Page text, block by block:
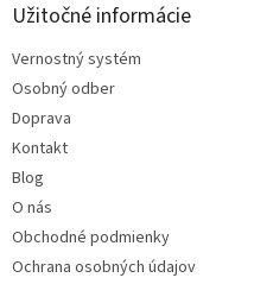
Užitočné informácie
Vernostný systém
Osobný odber
Doprava
Kontakt
Blog
O nás
Obchodné podmienky
Ochrana osobných údajov